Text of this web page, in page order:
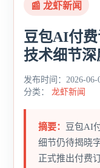
📰 龙虾新闻
豆包AI付
技术细节
发布时间：2026-06-
分类： 龙虾新闻
摘要：
豆包AI
细节仍待揭晓
正式推出付费